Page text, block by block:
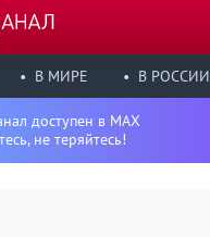
В МИРЕ В РОССИИ
доступен в MAX
не теряйтесь!